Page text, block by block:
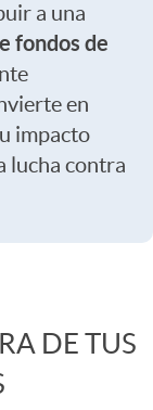
a una
fondos de
en
impacto
lucha contra
DE TUS